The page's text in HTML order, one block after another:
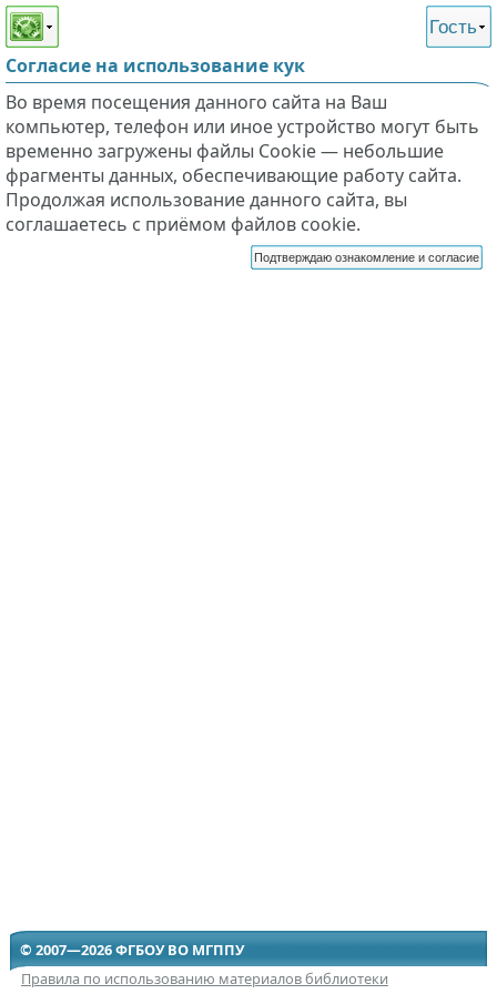
Этот сайт поддерживает
слабовидящих
Гость
Согласие на использование кук
Во время посещения данного сайта на Ваш
компьютер, телефон или иное устройство могут быть
временно загружены файлы Cookie — небольшие
фрагменты данных, обеспечивающие работу сайта.
Продолжая использование данного сайта, вы
соглашаетесь с приёмом файлов cookie.
Подтверждаю ознакомление и согласие
© 2007—2026 ФГБОУ ВО МГППУ
Правила по использованию материалов библиотеки